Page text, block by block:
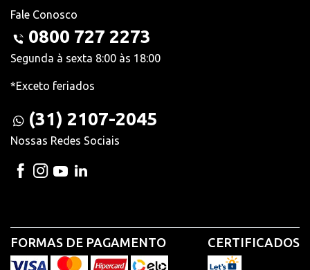
Fale Conosco
0800 727 2273
Segunda à sexta 8:00 às 18:00
*Exceto feriados
(31) 2107-2045
Nossas Redes Sociais
FORMAS DE PAGAMENTO CERTIFICADOS